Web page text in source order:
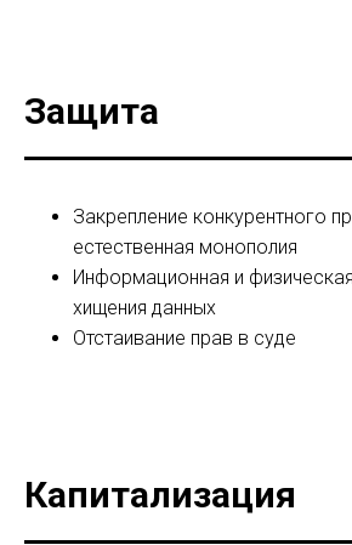
Защита
Закрепление конкурентного
естественная монополия
Информационная и
хищения данных
Отстаивание прав в суде
Капитализация